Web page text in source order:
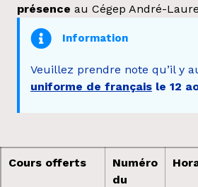
présence au Cégep André-
Information
Veuillez prendre note qu’il y
uniforme de français le 12
Cours offerts
Numéro
du